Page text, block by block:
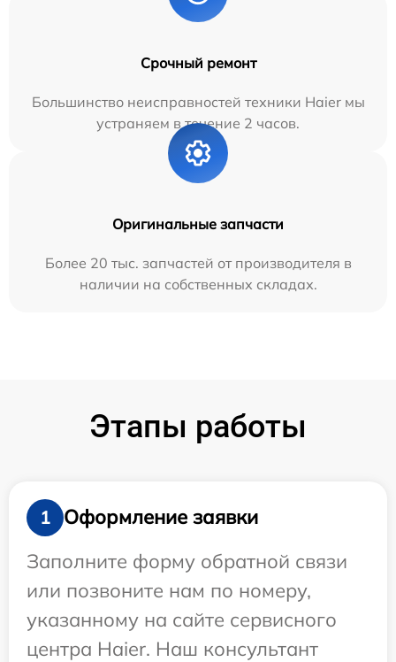
Срочный ремонт
Большинство неисправностей техники Haier мы
устраняем в течение 2 часов.
Оригинальные запчасти
Более 20 тыс. запчастей от производителя в
наличии на собственных складах.
Этапы работы
1
Оформление заявки
Заполните форму обратной связи
или позвоните нам по номеру,
указанному на сайте сервисного
центра Haier. Наш консультант